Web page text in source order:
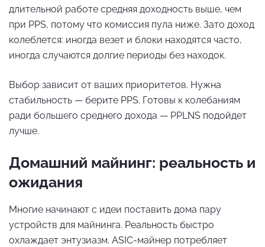
длительной работе средняя доходность выше, чем
при PPS, потому что комиссия пула ниже. Зато доход
колеблется: иногда везет и блоки находятся часто,
иногда случаются долгие периоды без находок.
Выбор зависит от ваших приоритетов. Нужна
стабильность — берите PPS. Готовы к колебаниям
ради большего среднего дохода — PPLNS подойдет
лучше.
Домашний майнинг: реальность и
ожидания
Многие начинают с идеи поставить дома пару
устройств для майнинга. Реальность быстро
охлаждает энтузиазм. ASIC-майнер потребляет